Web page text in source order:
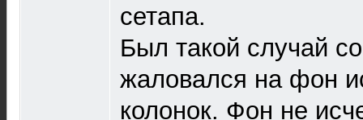
сетапа.
Был такой случай
жаловался на фон
колонок. Фон не